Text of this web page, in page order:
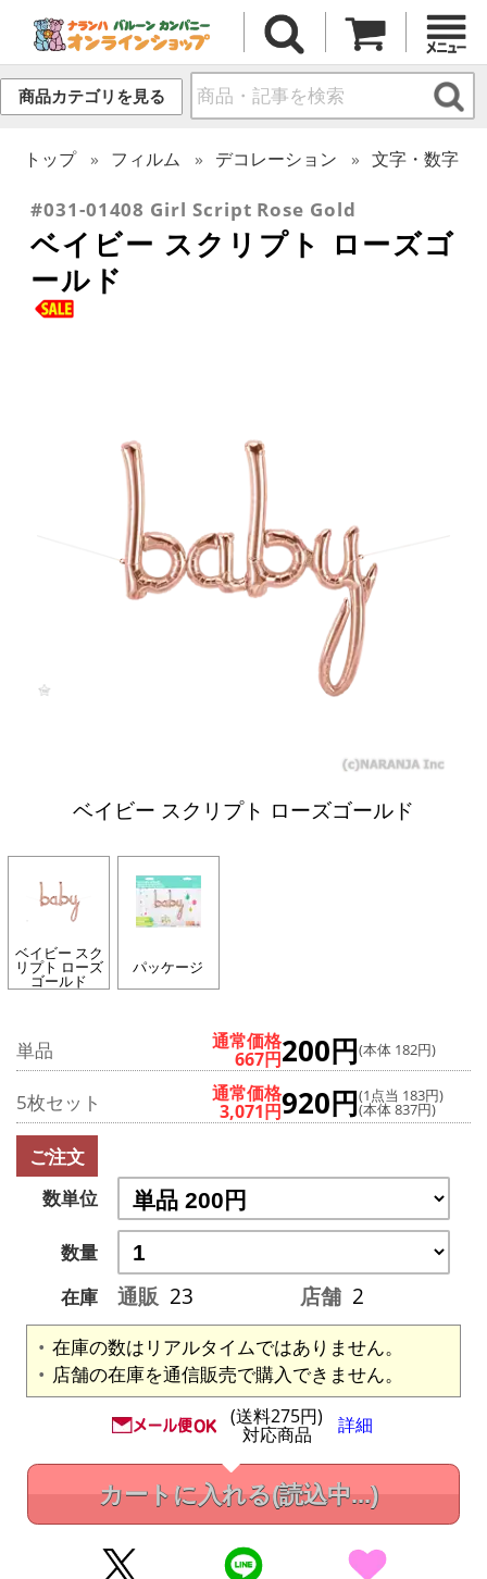
商品カテゴリを見る
トップ フィルム デコレーション 文字・数字
#031-01408 Girl Script Rose Gold
ベイビー スクリプト ローズゴ
ールド
ベイビー スクリプト ローズゴールド
ベイビー スク
リプト ローズ
ゴールド
パッケージ
単品 通常価格
667円200円(本体 182円)
5枚セット 通常価格
3,071円920円(1点当 183円)
(本体 837円)
ご注文
数単位
数量
在庫
通販 23 店舗 2
在庫の数はリアルタイムではありません。
店舗の在庫を通信販売で購入できません。
(送料275円)
対応商品 詳細
カートに入れる(読込中...)